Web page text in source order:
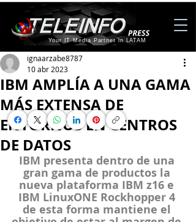
Your IT Media Partner in LATAM
IBM AMPLÍA A UNA GAMA
MÁS EXTENSA DE
ENTORNOS EN CENTROS
DE DATOS
ignaarzabe8787
10 abr 2023
IBM presenta dentro de una
gran gama de productos la
nueva plataforma IBM z16 e
IBM LinuxONE Rockhopper 4
de esta forma mantiene el